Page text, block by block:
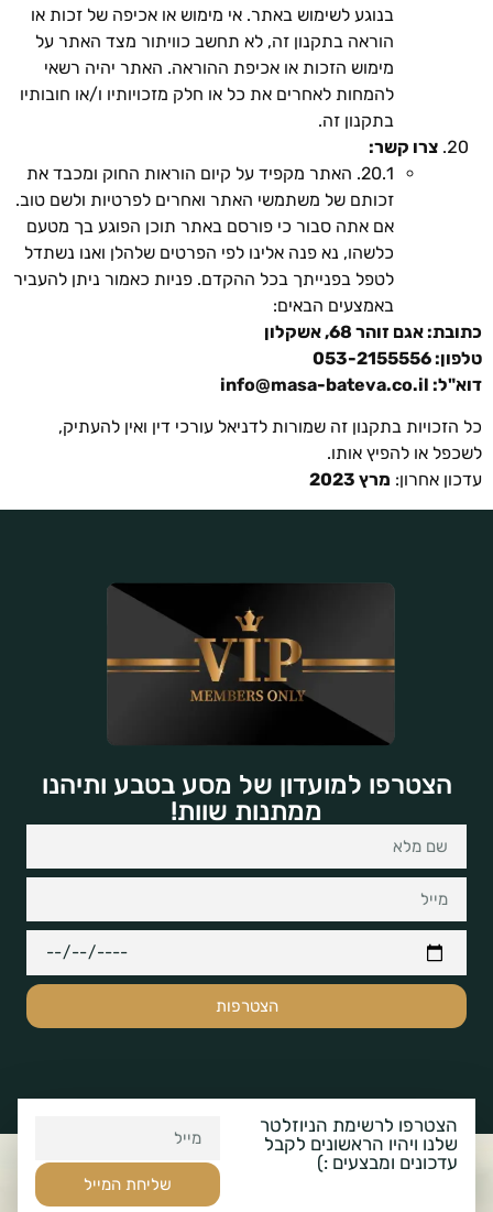
בנוגע לשימוש באתר. אי מימוש או אכיפה של זכות או
הוראה בתקנון זה, לא תחשב כוויתור מצד האתר על
מימוש הזכות או אכיפת ההוראה. האתר יהיה רשאי
להמחות לאחרים את כל או חלק מזכויותיו ו/או חובותיו
בתקנון זה.
צרו קשר:
20.1. האתר מקפיד על קיום הוראות החוק ומכבד את
זכותם של משתמשי האתר ואחרים לפרטיות ולשם טוב.
אם אתה סבור כי פורסם באתר תוכן הפוגע בך מטעם
כלשהו, נא פנה אלינו לפי הפרטים שלהלן ואנו נשתדל
לטפל בפנייתך בכל ההקדם. פניות כאמור ניתן להעביר
באמצעים הבאים:
אגם זוהר 68, אשקלון
2155556
info@masa-bateva.co.il
בתקנון זה שמורות לדניאל עורכי דין ואין להעתיק,
או להפיץ אותו.
אחרון:מרץ 2023
הצטרפו למועדון של מסע בטבע ותיהנו
ממתנות שוות!
הצטרפות
הצטרפו לרשימת הניוזלטר
שלנו ויהיו הראשונים לקבל
עדכונים ומבצעים :)
שליחת המייל